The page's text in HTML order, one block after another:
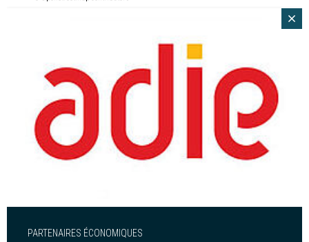
PARTENAIRES ÉCONOMIQUES